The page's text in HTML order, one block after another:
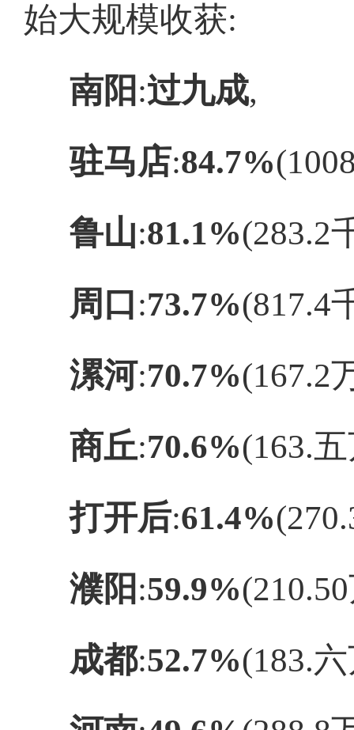
始大规模收获:
南阳 ‌:‌过九成‌,
驻马店‌:‌84.7%
鲁山‌:‌81.1%‌(283.2
周口 ‌:‌73.7%‌(817.4
漯河‌:‌70.7%‌(167.2
商丘‌:‌70.6%‌(163.
打开后‌:‌61.4%
濮阳 ‌:‌59.9%
成都‌:‌52.7%‌(183.